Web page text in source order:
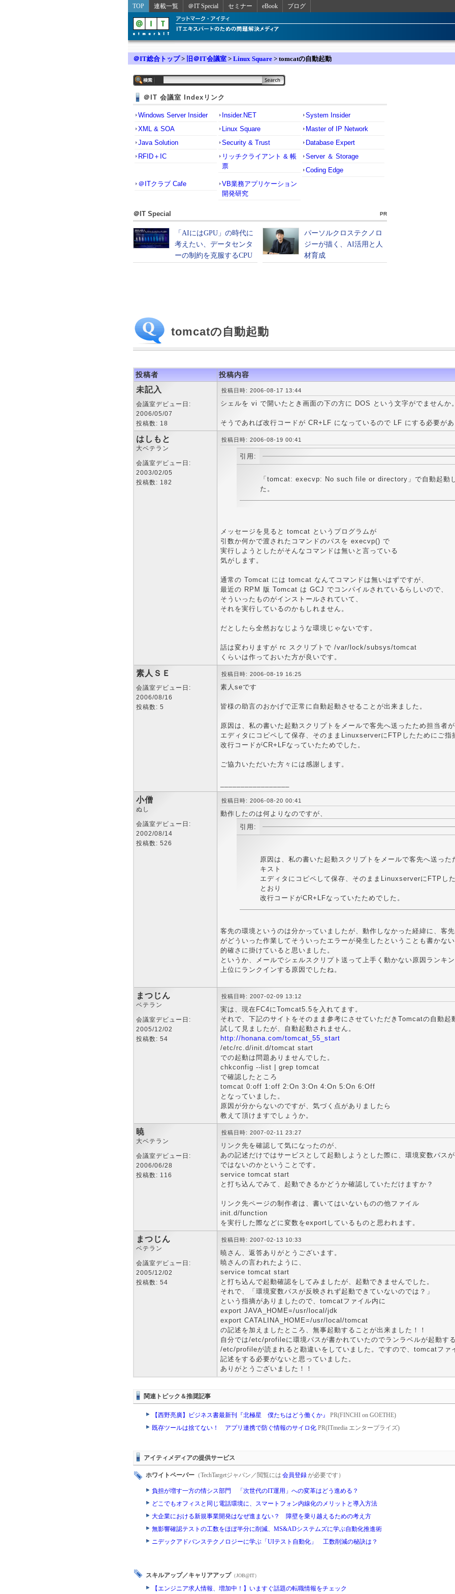
TOP 連載一覧 ＠IT Special セミナー eBook ブログ
＠IT総合トップ> 旧＠IT会議室 > Linux Square > tomcatの自動起動
＠IT 会議室 Indexリンク
Windows Server Insider Insider.NET
System Insider
XML & SOA
Linux Square
Master of IP Network
Java Solution
Security & Trust
Database Expert
RFID＋IC
リッチクライアント & 帳
票
Server ＆ Storage
Coding Edge
＠ITクラブ Cafe
VB業務アプリケーション
開発研究
＠IT Special PR
tomcatの自動起動
投稿者 投稿内容
未記入
会議室デビュー日:
2006/05/07
投稿数: 18
投稿日時: 2006-08-17 13:44
シェルを vi で開いたとき画面の下の方に DOS という文字がでませんか。
そうであれば改行コードが CR+LF になっているので LF にする必要があ
はしもと
大ベテラン
会議室デビュー日:
2003/02/05
投稿数: 182
投稿日時: 2006-08-19 00:41
引用:
「tomcat: execvp: No such file or directory」で自動起動
た。
メッセージを見ると tomcat というプログラムが
引数か何かで渡されたコマンドのパスを execvp() で
実行しようとしたがそんなコマンドは無いと言っている
気がします。
通常の Tomcat には tomcat なんてコマンドは無いはずですが、
最近の RPM 版 Tomcat は GCJ でコンパイルされているらしいので、
そういったものがインストールされていて、
それを実行しているのかもしれません。
だとしたら全然おなじような環境じゃないです。
話は変わりますが rc スクリプトで /var/lock/subsys/tomcat
くらいは作っておいた方が良いです。
素人ＳＥ
会議室デビュー日:
2006/08/16
投稿数: 5
投稿日時: 2006-08-19 16:25
素人seです
皆様の助言のおかげで正常に自動起動させることが出来ました。
原因は、私の書いた起動スクリプトをメールで客先へ送ったため担当者が
エディタにコピペして保存、そのままLinuxserverにFTPしたためにご指
改行コードがCR+LFなっていたためでした。
ご協力いただいた方々には感謝します。
小僧
ぬし
会議室デビュー日:
2002/08/14
投稿数: 526
投稿日時: 2006-08-20 00:41
動作したのは何よりなのですが、
引用:
原因は、私の書いた起動スクリプトをメールで客先へ送った
キスト
エディタにコピペして保存、そのままLinuxserverにFTPし
とおり
改行コードがCR+LFなっていたためでした。
客先の環境というのは分かっていましたが、動作しなかった経緯に、客
がどういった作業してそういったエラーが発生したということも書かない
的確さに掛けていると思いました。
というか、メールでシェルスクリプト送って上手く動かない原因ランキ
上位にランクインする原因でしたね。
まつじん
ベテラン
会議室デビュー日:
2005/12/02
投稿数: 54
投稿日時: 2007-02-09 13:12
実は、現在FC4にTomcat5.5を入れてます。
それで、下記のサイトをそのまま参考にさせていただきTomcatの自動起
試して見ましたが、自動起動されません。
http://honana.com/tomcat_55_start
/etc/rc.d/init.d/tomcat start
での起動は問題ありませんでした。
chkconfig --list | grep tomcat
で確認したところ
tomcat 0:off 1:off 2:On 3:On 4:On 5:On 6:Off
となっていました。
原因が分からないのですが、気づく点がありましたら
教えて頂けますでしょうか。
暁
大ベテラン
会議室デビュー日:
2006/06/28
投稿数: 116
投稿日時: 2007-02-11 23:27
リンク先を確認して気になったのが、
あの記述だけではサービスとして起動しようとした際に、環境変数パス
ではないのかということです。
service tomcat start
と打ち込んでみて、起動できるかどうか確認していただけますか？
リンク先ページの制作者は、書いてはいないものの他ファイル
init.d/function
を実行した際などに変数をexportしているものと思われます。
まつじん
ベテラン
会議室デビュー日:
2005/12/02
投稿数: 54
投稿日時: 2007-02-13 10:33
暁さん、返答ありがとうございます。
暁さんの言われたように、
service tomcat start
と打ち込んで起動確認をしてみましたが、起動できませんでした。
それで、「環境変数パスが反映されず起動できていないのでは？」
という指摘がありましたので、tomcatファイル内に
export JAVA_HOME=/usr/local/jdk
export CATALINA_HOME=/usr/local/tomcat
の記述を加えましたところ、無事起動することが出来ました！！
自分では/etc/profileに環境パスが書かれていたのでランラベルが起動す
/etc/profileが読まれると勘違いをしていました。ですので、tomcatファ
記述をする必要がないと思っていました。
ありがとうございました！！
関連トピック＆推奨記事
【西野亮廣】ビジネス書最新刊『北極星 僕たちはどう働くか』 PR(FINCHI on GOETHE)
既存ツールは捨てない！ アプリ連携で防ぐ情報のサイロ化 PR(ITmedia エンタープライズ)
アイティメディアの提供サービス
ホワイトペーパー （TechTargetジャパン／閲覧には 会員登録が必要です）
負担が増す一方の情シス部門 「次世代のIT運用」への変革はどう進める？
どこでもオフィスと同じ電話環境に、スマートフォン内線化のメリットと導入方法
大企業における新規事業開発はなぜ進まない？ 障壁を乗り越えるための考え方
無影響確認テストの工数をほぼ半分に削減、MS&ADシステムズに学ぶ自動化推進術
ニデックアドバンステクノロジーに学ぶ「UIテスト自動化」 工数削減の秘訣は？
スキルアップ／キャリアアップ （JOB@IT）
【エンジニア求人情報、増加中！】いますぐ話題の転職情報をチェック